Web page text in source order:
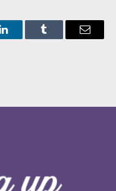
LinkedInTumblr Email